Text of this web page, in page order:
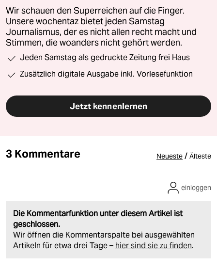
Wir schauen den Superreichen auf die Finger.
Unsere wochentaz bietet jeden Samstag
Journalismus, der es nicht allen recht macht und
Stimmen, die woanders nicht gehört werden.
Jeden Samstag als gedruckte Zeitung frei Haus
Zusätzlich digitale Ausgabe inkl. Vorlesefunktion
Jetzt kennenlernen
3 Kommentare Neueste / Älteste
Die Kommentarfunktion unter diesem Artikel ist
geschlossen.
Wir öffnen die Kommentarspalte bei ausgewählten
Artikeln für etwa drei Tage – hier sind sie zu finden.
einloggen